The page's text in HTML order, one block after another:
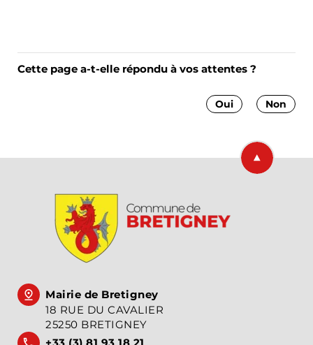
Cette page a-t-elle répondu à vos attentes ?
Non
Oui
Retourner
Mairie de Bretigney
18 RUE DU CAVALIER
25250 BRETIGNEY